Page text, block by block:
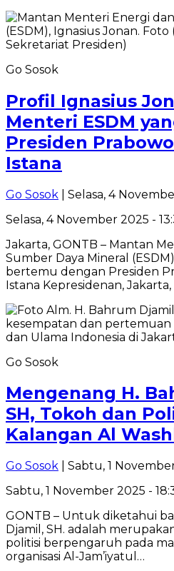
Go Sosok
Profil Ignasius
Menteri ESDM
Presiden
Istana
Go Sosok | Selasa, 4
Selasa, 4 November 2025 -
Jakarta, GONTB – Mantan
Sumber Daya Mineral
bertemu dengan Presiden
Istana Kepresidenan,
Go Sosok
Mengenang H.
SH, Tokoh dan
Kalangan Al
Go Sosok | Sabtu, 1
Sabtu, 1 November 2025 -
GONTB – Untuk diketahui
Djamil, SH. adalah
politisi berpengaruh pada
organisasi Al-Jam’iyatul…